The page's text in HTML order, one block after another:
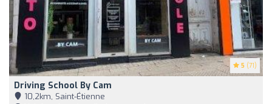
5 (71)
Driving School By Cam
10,2km, Saint-Étienne